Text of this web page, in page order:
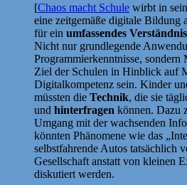
[Chaos macht Schule wirbt in
eine zeitgemäße digitale Bildung
für ein umfassendes
Nicht nur grundlegende
Programmierkenntnisse, sondern
Ziel der Schulen in Hinblick auf
Digitalkompetenz sein. Kinder
müssten die Technik, die sie
und hinterfragen können. Dazu
Umgang mit der wachsenden
könnten Phänomene wie das
selbstfahrende Autos tatsächlich
Gesellschaft anstatt von kleinen
diskutiert werden.